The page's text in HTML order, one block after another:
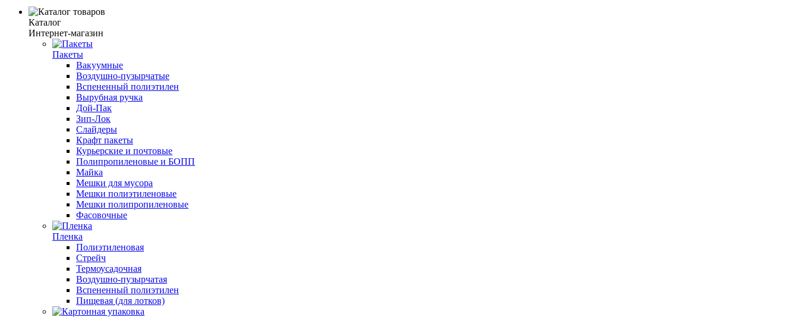
Каталог
Интернет-магазин
Пакеты
Вакуумные
Воздушно-пузырчатые
Вспененный полиэтилен
Вырубная ручка
Дой-Пак
Зип-Лок
Слайдеры
Крафт пакеты
Курьерские и почтовые
Полипропиленовые и БОПП
Майка
Мешки для мусора
Мешки полиэтиленовые
Мешки полипропиленовые
Фасовочные
Пленка
Полиэтиленовая
Стрейч
Термоусадочная
Воздушно-пузырчатая
Вспененный полиэтилен
Пищевая (для лотков)